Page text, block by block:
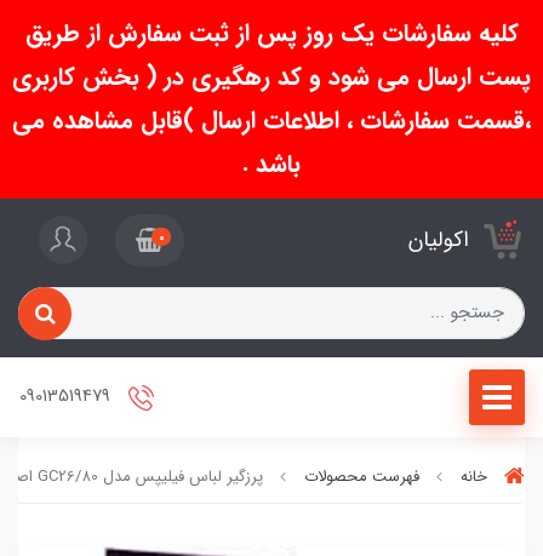
کلیه سفارشات یک روز پس از ثبت سفارش از طریق
پست ارسال می شود و کد رهگیری در ( بخش کاربری
،قسمت سفارشات ، اطلاعات ارسال )قابل مشاهده می
باشد .
اکولیان 0
خانه فهرست محصولات پرزگیر لباس فیلیپس مدل GC26/80 اصلی